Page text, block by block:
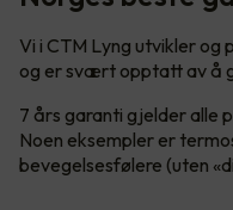
Vi i CTM Lyng utvikler og
og er svært opptatt av å
7 års garanti gjelder alle
Noen eksempler er
bevegelsesfølere (uten